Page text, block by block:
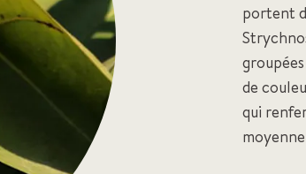
portent
de
qui